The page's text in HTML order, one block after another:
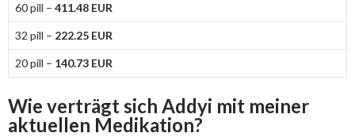
60 pill – 411.48 EUR
32 pill – 222.25 EUR
20 pill – 140.73 EUR
Wie verträgt sich Addyi mit meiner
aktuellen Medikation?